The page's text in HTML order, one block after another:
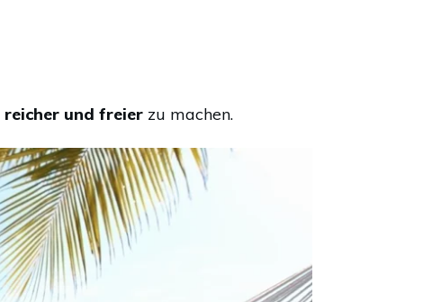
reicher und freier zu machen.